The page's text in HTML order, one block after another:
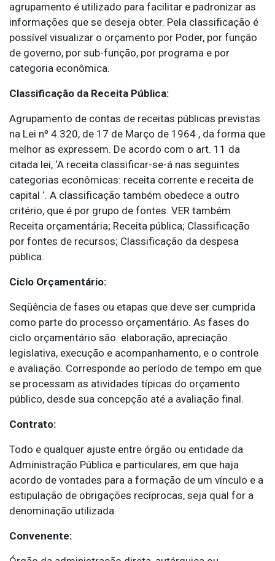
agrupamento é utilizado para facilitar e padronizar as
informações que se deseja obter. Pela classificação é
possível visualizar o orçamento por Poder, por função
de governo, por sub-função, por programa e por
categoria econômica.
Classificação da Receita Pública:
Agrupamento de contas de receitas públicas previstas
na Lei nº 4.320, de 17 de Março de 1964 , da forma que
melhor as expressem. De acordo com o art. 11 da
citada lei, ‘A receita classificar-se-á nas seguintes
categorias econômicas: receita corrente e receita de
capital ‘. A classificação também obedece a outro
critério, que é por grupo de fontes. VER também
Receita orçamentária; Receita pública; Classificação
por fontes de recursos; Classificação da despesa
pública.
Ciclo Orçamentário:
Seqüência de fases ou etapas que deve ser cumprida
como parte do processo orçamentário. As fases do
ciclo orçamentário são: elaboração, apreciação
legislativa, execução e acompanhamento, e o controle
e avaliação. Corresponde ao período de tempo em que
se processam as atividades típicas do orçamento
público, desde sua concepção até a avaliação final.
Contrato:
Todo e qualquer ajuste entre órgão ou entidade da
Administração Pública e particulares, em que haja
acordo de vontades para a formação de um vínculo e a
estipulação de obrigações recíprocas, seja qual for a
denominação utilizada
Convenente: